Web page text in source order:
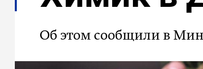
Об этом сообщили в